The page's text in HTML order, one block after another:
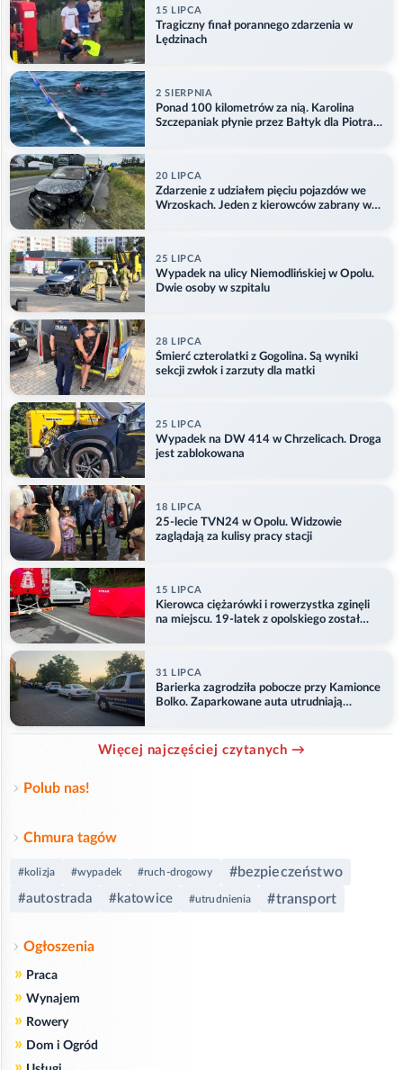
15 LIPCA
Tragiczny finał porannego zdarzenia w
Lędzinach
2 SIERPNIA
Ponad 100 kilometrów za nią. Karolina
Szczepaniak płynie przez Bałtyk dla Piotra.
20 LIPCA
Zdarzenie z udziałem pięciu pojazdów we
Wrzoskach. Jeden z kierowców zabrany w
25 LIPCA
Wypadek na ulicy Niemodlińskiej w Opolu.
Dwie osoby w szpitalu
28 LIPCA
Śmierć czterolatki z Gogolina. Są wyniki
sekcji zwłok i zarzuty dla matki
25 LIPCA
Wypadek na DW 414 w Chrzelicach. Droga
jest zablokowana
18 LIPCA
25-lecie TVN24 w Opolu. Widzowie
zaglądają za kulisy pracy stacji
15 LIPCA
Kierowca ciężarówki i rowerzystka zginęli
na miejscu. 19-latek z opolskiego został
31 LIPCA
Barierka zagrodziła pobocze przy Kamionce
Bolko. Zaparkowane auta utrudniają
Więcej najczęściej czytanych →
Polub nas!
Chmura tagów
#kolizja #wypadek #ruch-drogowy #bezpieczeństwo
#autostrada #katowice #utrudnienia #transport
Ogłoszenia
» Praca
» Wynajem
» Rowery
» Dom i Ogród